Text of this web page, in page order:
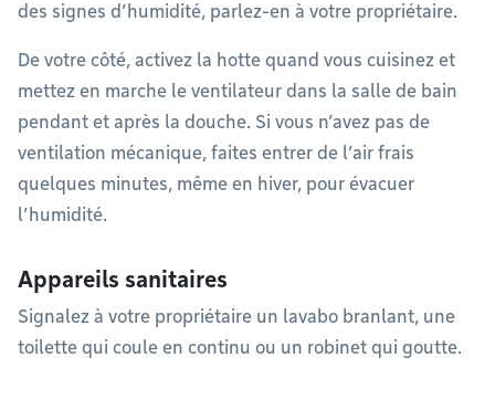
des signes d’humidité, parlez-en à votre propriétaire.
De votre côté, activez la hotte quand vous cuisinez et
mettez en marche le ventilateur dans la salle de bain
pendant et après la douche. Si vous n’avez pas de
ventilation mécanique, faites entrer de l’air frais
quelques minutes, même en hiver, pour évacuer
l’humidité.
Appareils sanitaires
Signalez à votre propriétaire un lavabo branlant, une
toilette qui coule en continu ou un robinet qui goutte.